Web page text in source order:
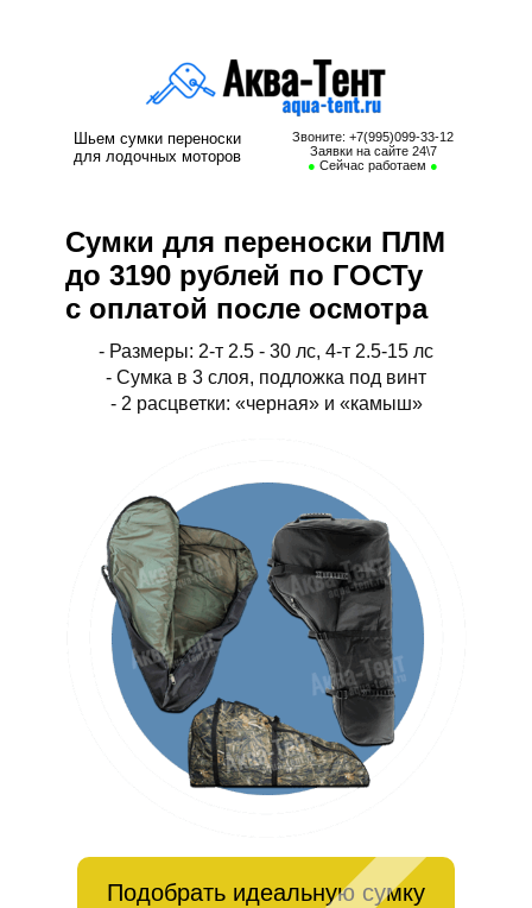
Шьем сумки переноски
для лодочных моторов
Звоните: +7(995)099-33-12
Заявки на сайте 24\7
● Сейчас работаем ●
Сумки для переноски ПЛМ
до 3190 рублей по ГОСТу
с оплатой после осмотра
- Размеры: 2-т 2.5 - 30 лс, 4-т 2.5-15 лс
- Сумка в 3 слоя, подложка под винт
- 2 расцветки: «черная» и «камыш»
Подобрать идеальную сумку